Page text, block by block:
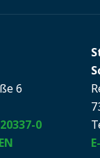
6
0